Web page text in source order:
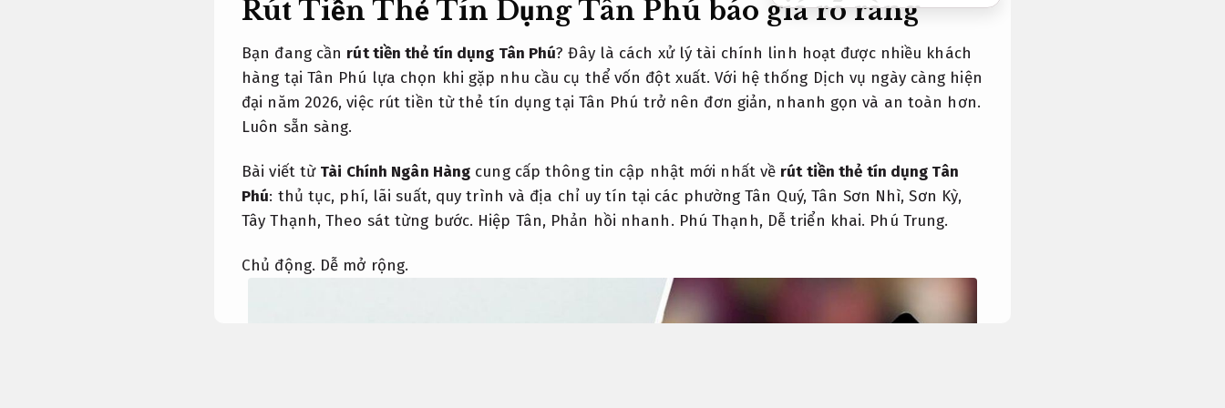
Rút Tiền Thẻ Tín Dụng Tân Phú báo giá rõ ràng
Bạn đang cần rút tiền thẻ tín dụng Tân Phú? Đây là cách xử lý tài chính linh hoạt được nhiều khách
hàng tại Tân Phú lựa chọn khi gặp nhu cầu cụ thể vốn đột xuất. Với hệ thống Dịch vụ ngày càng hiện
đại năm 2026, việc rút tiền từ thẻ tín dụng tại Tân Phú trở nên đơn giản, nhanh gọn và an toàn hơn.
Luôn sẵn sàng.
Bài viết từ Tài Chính Ngân Hàng cung cấp thông tin cập nhật mới nhất về rút tiền thẻ tín dụng Tân
Phú: thủ tục, phí, lãi suất, quy trình và địa chỉ uy tín tại các phường Tân Quý, Tân Sơn Nhì, Sơn Kỳ,
Tây Thạnh,Theo sát từng bước. Hiệp Tân, Phản hồi nhanh. Phú Thạnh, Dễ triển khai. Phú Trung.
Chủ động. Dễ mở rộng.